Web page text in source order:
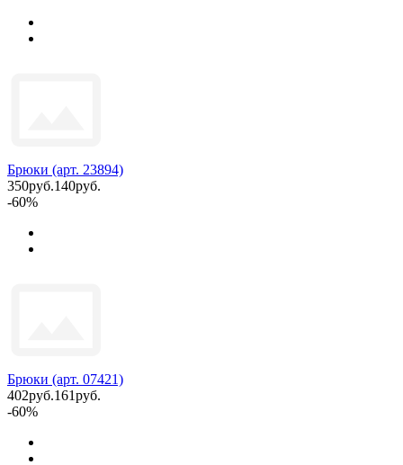
Брюки (арт. 23894)
350руб.140руб.
-60%
Брюки (арт. 07421)
402руб.161руб.
-60%